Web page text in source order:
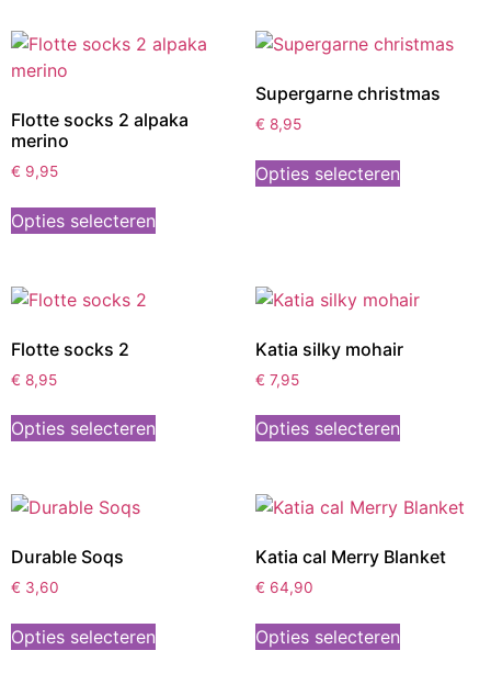
Flotte socks 2 alpaka
merino
€ 9,95
Opties selecteren
Supergarne christmas
€ 8,95
Opties selecteren
Flotte socks 2
€ 8,95
Opties selecteren
Katia silky mohair
€ 7,95
Opties selecteren
Durable Soqs
€ 3,60
Opties selecteren
Katia cal Merry Blanket
€ 64,90
Opties selecteren